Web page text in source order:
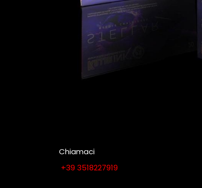
Chiamaci
​​​​​​​​​​​​​​+​3​9​ ​3​5​1​8​2​2​7​9​1​9